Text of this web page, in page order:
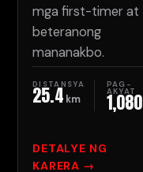
mga first-timer at
beteranong
mananakbo.
DISTANSYA
25.4 km
PAG-
AKYAT
1,080
DETALYE NG
KARERA →